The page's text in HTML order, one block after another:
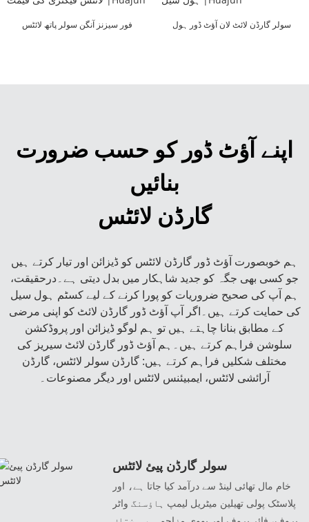
فور سیزنز آنگن سولر پاتھ لائٹس
سولر گارڈن لائٹ لان آؤٹ ڈور ہول
اپنے آؤٹ ڈور کو حسب ضرورت
بنائیں
گارڈن لائٹس
ہم خوبصورت آؤٹ ڈور گارڈن لائٹس کو ڈیزائن اور تیار کرتے ہیں
جو کسی بھی جگہ کو جدید شاہکار میں بدل دیتی ہے۔درحقیقت،
ہم آپ کی صحیح ضروریات کو پورا کرنے کے لیے کسٹم ہول سیل
کی حمایت کرتے ہیں۔اگر آپ آؤٹ ڈور گارڈن لائٹ کو اپنی مرضی
کے مطابق بنانا چاہتے ہیں تو ہم لوگو ڈیزائن اور پروڈکشن
سلوشن فراہم کرتے ہیں۔ہم آؤٹ ڈور گارڈن لائٹ سیریز کی
مختلف شکلیں فراہم کرتے ہیں: گارڈن سولر لائٹس، گارڈن
آرائشی لائٹس، ایمبیئنس لائٹس اور دیگر مصنوعات۔
سولر گارڈن پیئ لائٹس
خام مال تھائی لینڈ سے درآمد کیا جاتا ہے، اور
پلاسٹک پولی تھیلین میٹریل لیمپ ہاؤسنگ واٹر